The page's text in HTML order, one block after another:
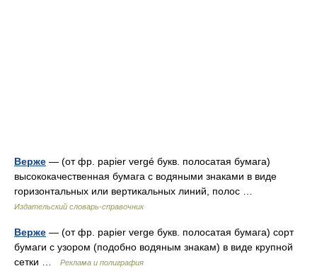
Верже — (от фр. papier vergé букв. полосатая бумага)
высококачественная бумага с водяными знаками в виде
горизонтальных или вертикальных линий, полос …
Издательский словарь-справочник
Верже — (от фр. papier verge букв. полосатая бумага) сорт
бумаги с узором (подобно водяным знакам) в виде крупной
сетки …
Реклама и полиграфия